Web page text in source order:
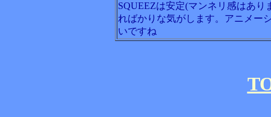
SQUEEZは安定(マンネリ感はあ
ればかりな気がします。アニメー
いですね